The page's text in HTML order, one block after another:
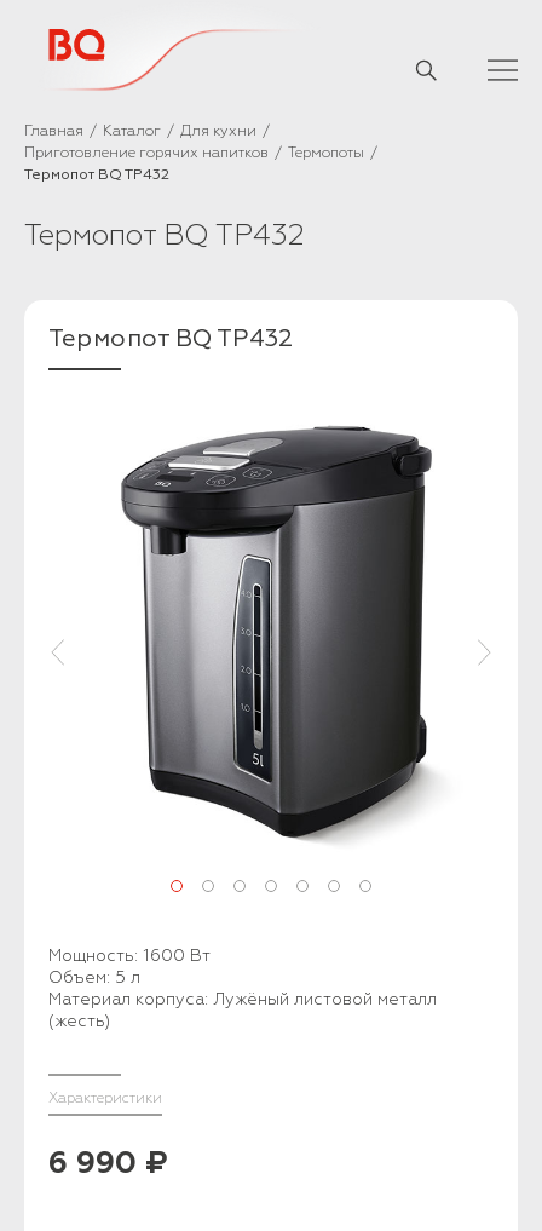
Главная Каталог
Для кухни
Приготовление горячих напитков
Термопоты
Термопот BQ TP432
Термопот BQ TP432
Термопот BQ TP432
Мощность: 1600 Вт
Объем: 5 л
Материал корпуса: Лужёный листовой металл
(жесть)
Характеристики
6 990 ₽